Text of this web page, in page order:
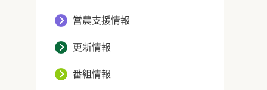
営農支援情報
更新情報
番組情報